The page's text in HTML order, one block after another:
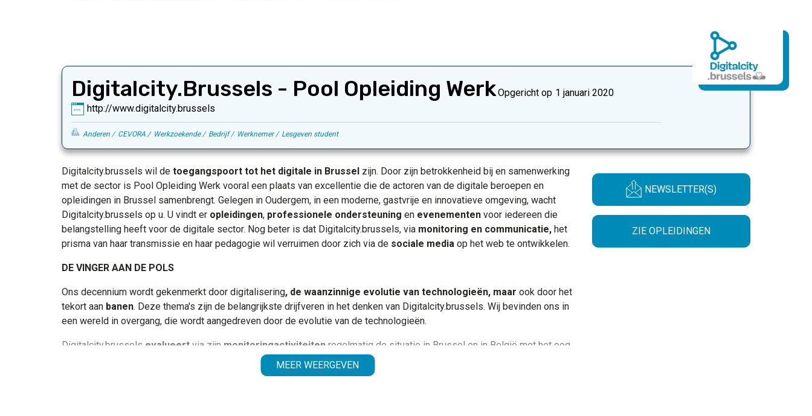
Digitalcity.Brussels - Pool Opleiding WerkOpgericht op 1 januari 2020
http://www.digitalcity.brussels
Anderen CEVORA Werkzoekende Bedrijf Werknemer Lesgeven student
Digitalcity.brussels wil de toegangspoort tot het digitale in Brussel zijn. Door zijn betrokkenheid bij en samenwerking
met de sector is Pool Opleiding Werk vooral een plaats van excellentie die de actoren van de digitale beroepen en
opleidingen in Brussel samenbrengt. Gelegen in Oudergem, in een moderne, gastvrije en innovatieve omgeving, wacht
Digitalcity.brussels op u. U vindt er opleidingen, professionele ondersteuning en evenementen voor iedereen die
belangstelling heeft voor de digitale sector. Nog beter is dat Digitalcity.brussels, via monitoring en communicatie, het
prisma van haar transmissie en haar pedagogie wil verruimen door zich via de sociale media op het web te ontwikkelen.
DE VINGER AAN DE POLS
Ons decennium wordt gekenmerkt door digitalisering, de waanzinnige evolutie van technologieën, maar ook door het
tekort aan banen. Deze thema's zijn de belangrijkste drijfveren in het denken van Digitalcity.brussels. Wij bevinden ons in
een wereld in overgang, die wordt aangedreven door de evolutie van de technologieën.
Digitalcity.brussels evalueert via zijn monitoringactiviteiten regelmatig de situatie in Brussel en in België met het oog
verwerving van
specifieke vaardigheden voor de technologische wereld van
MEER WEERGEVEN
Newsletter-URL
NEWSLETTER(S)
ZIE OPLEIDINGEN